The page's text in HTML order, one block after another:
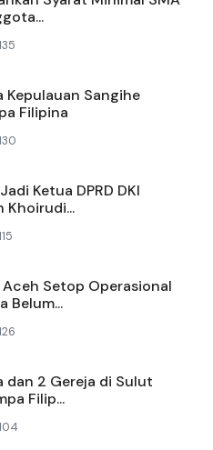
Kepulauan Sangihe
Filipina
Ketua DPRD DKI
Khoirudi...
Aceh Setop Operasional
Belum...
dan 2 Gereja di Sulut
Filip...